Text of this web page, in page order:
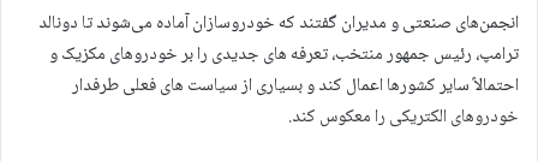
انجمن‌های صنعتی و مدیران گفتند که خودروسازان آماده می‌شوند تا دونالد
ترامپ، رئیس جمهور منتخب، تعرفه های جدیدی را بر خودروهای مکزیک و
احتمالاً سایر کشورها اعمال کند و بسیاری از سیاست های فعلی طرفدار
خودروهای الکتریکی را معکوس کند.